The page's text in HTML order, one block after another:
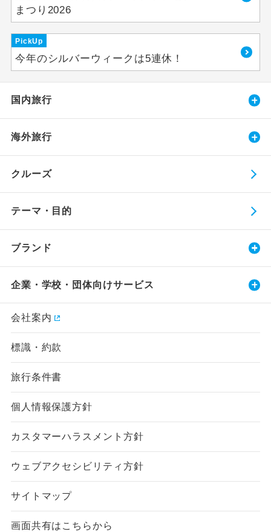
まつり2026
PickUp
今年のシルバーウィークは5連休！
国内旅行
海外旅行
クルーズ
テーマ・目的
ブランド
企業・学校・団体向けサービス
会社案内
標識・約款
旅行条件書
個人情報保護方針
カスタマーハラスメント方針
ウェブアクセシビリティ方針
サイトマップ
画面共有はこちらから